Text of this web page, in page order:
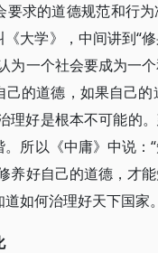
求的道德规范和行
大学》，中间讲到“
为一个社会要成为一
己的道德，如果自己
治理好是根本不可能
所以《中庸》中说
养好自己的道德，才
如何治理好天下国家